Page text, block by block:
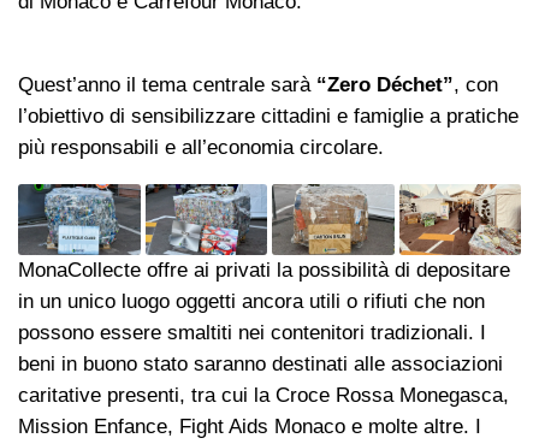
Quest’anno il tema centrale sarà “Zero Déchet”, con
l’obiettivo di sensibilizzare cittadini e famiglie a pratiche
più responsabili e all’economia circolare.
MonaCollecte offre ai privati la possibilità di depositare
in un unico luogo oggetti ancora utili o rifiuti che non
possono essere smaltiti nei contenitori tradizionali. I
beni in buono stato saranno destinati alle associazioni
caritative presenti, tra cui la Croce Rossa Monegasca,
Mission Enfance, Fight Aids Monaco e molte altre. I